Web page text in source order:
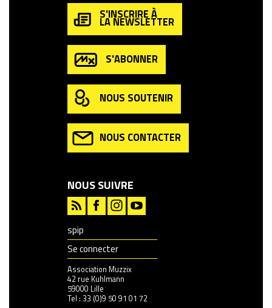
S'INSCRIRE À
LA NEWSLETTER
S'ABONNER
NOUS SOUTENIR
NOUS CONTACTER
NOUS SUIVRE
spip
Se connecter
Association Muzzix
42 rue Kuhlmann
59000 Lille
Tel : 33 (0)9 50 91 01 72